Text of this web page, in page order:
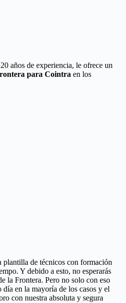
años de experiencia, le ofrece un
para Cointra en los
plantilla de técnicos con formación
Y debido a esto, no esperarás
la Frontera. Pero no solo con eso
en la mayoría de los casos y el
con nuestra absoluta y segura